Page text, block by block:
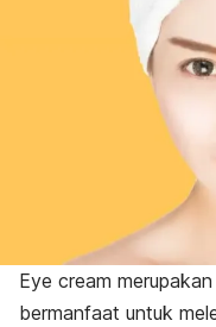
Eye cream
bermanfaat untuk